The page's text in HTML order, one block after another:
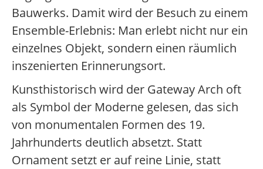
Bauwerks. Damit wird der Besuch zu einem
Ensemble-Erlebnis: Man erlebt nicht nur ein
einzelnes Objekt, sondern einen räumlich
inszenierten Erinnerungsort.
Kunsthistorisch wird der Gateway Arch oft
als Symbol der Moderne gelesen, das sich
von monumentalen Formen des 19.
Jahrhunderts deutlich absetzt. Statt
Ornament setzt er auf reine Linie, statt